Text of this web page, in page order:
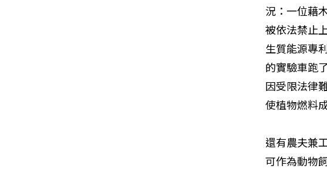
況：一位藉
被依法禁止
生質能源專
的實驗車跑
因受限法律
使植物燃料
還有農夫兼
可作為動物